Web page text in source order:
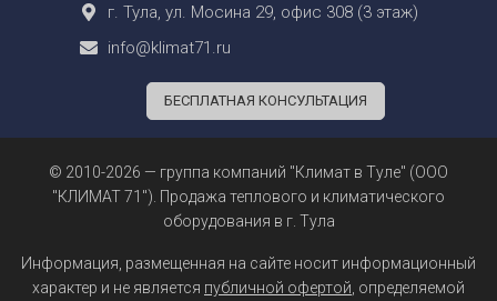
г. Тула, ул. Мосина 29, офис 308 (3 этаж)
info@klimat71.ru
БЕСПЛАТНАЯ КОНСУЛЬТАЦИЯ
© 2010-2026 — группа компаний "Климат в Туле" (ООО
"КЛИМАТ 71"). Продажа теплового и климатического
оборудования в г. Тула
Информация, размещенная на сайте носит информационный
характер и не является публичной офертой , определяемой